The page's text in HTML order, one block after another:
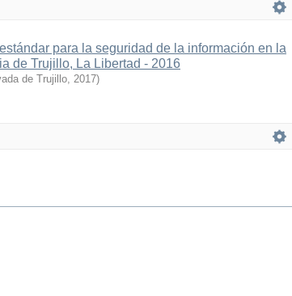
para la seguridad de la información en la
de Trujillo, La Libertad - 2016
de Trujillo, 2017)